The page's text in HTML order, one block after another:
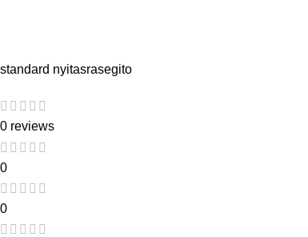
standard nyitasrasegito
0 reviews
0
0